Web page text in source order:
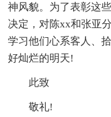
神风貌。为了表彰这
决定，对陈xx和张亚
学习他们心系客人、
好灿烂的明天!
此致
敬礼!